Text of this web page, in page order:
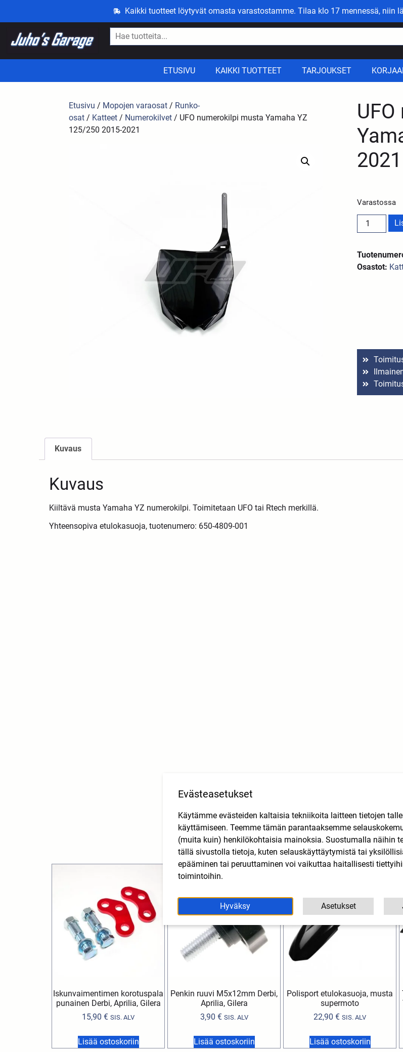
Kaikki tuotteet löytyvät omasta varastostamme. Tilaa klo 17 mennessä, niin
ETUSIVU KAIKKI TUOTTEET TARJOUKSET
Etusivu / Mopojen varaosat / Runko-
osat / Katteet / Numerokilvet / UFO numerokilpi musta Yamaha YZ
125/250 2015-2021
2021
Varastossa
Osastot:
Kuvaus
Kuvaus
Kiiltävä musta Yamaha YZ numerokilpi. Toimitetaan UFO tai Rtech merkillä.
Yhteensopiva etulokasuoja, tuotenumero: 650-4809-001
Tutustu myös
Iskunvaimentimen korotuspala
punainen Derbi, Aprilia, Gilera
15,90 € SIS. ALV
Lisää ostoskoriin
Penkin ruuvi M5x12mm Derbi,
Aprilia, Gilera
3,90 € SIS. ALV
Lisää ostoskoriin
Polisport etulokasuoja, musta
supermoto
22,90 € SIS. ALV
Lisää ostoskoriin
Evästeasetukset
Käytämme evästeiden kaltaisia tekniikoita laitteen tietojen
käyttämiseen. Teemme tämän parantaaksemme
(muita kuin) henkilökohtaisia mainoksia. Suostumalla näihin
tällä sivustolla tietoja, kuten selauskäyttäytymistä tai
epääminen tai peruuttaminen voi vaikuttaa haitallisesti
toimintoihin.
Hyväksy Asetukset